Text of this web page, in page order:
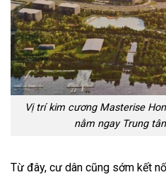
Vị trí kim cương Masterise
nằm ngay Trung
Từ đây, cư dân cũng sớm kết